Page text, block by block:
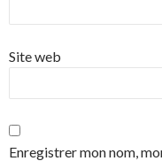
Site web
Enregistrer mon nom,